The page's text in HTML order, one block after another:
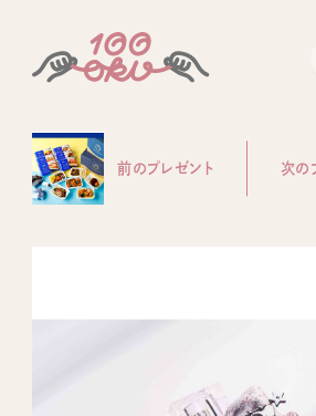
前のプレゼント 次の